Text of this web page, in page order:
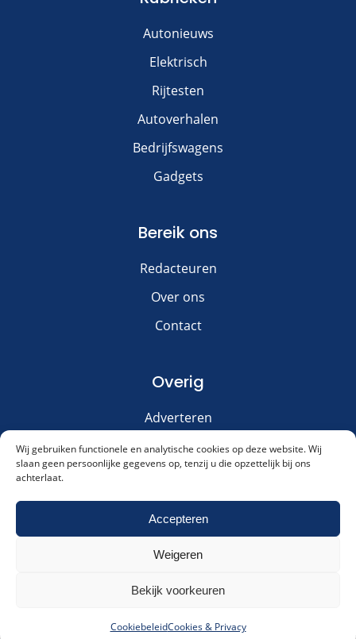
Wij gebruiken functionele en analytische cookies op deze website. Wij
slaan geen persoonlijke gegevens op, tenzij u die opzettelijk bij ons
achterlaat.
Accepteren
Weigeren
Bekijk voorkeuren
CookiebeleidCookies & Privacy
Autonieuws
Elektrisch
Rijtesten
Autoverhalen
Bedrijfswagens
Gadgets
Bereik ons
Redacteuren
Over ons
Contact
Overig
Adverteren
Disclaimer
Privacy & Cookies
Meld je aan voor onze nieuwsbrief!
Akkoord met onsprivacybeleid
Meld me aan!